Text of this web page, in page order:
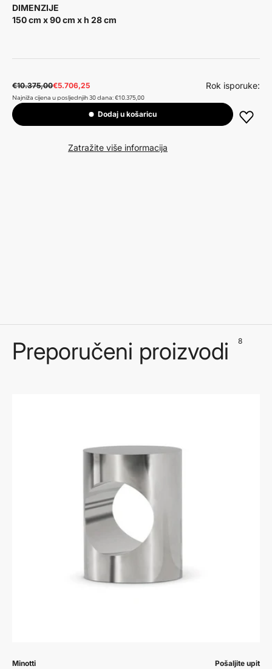
DIMENZIJE
150 cm x 90 cm x h 28 cm
€10.375,00€5.706,25 Rok isporuke:
Najniža cijena u posljednjih 30 dana: €10.375,00
Dodaj u košaricu
Zatražite više informacija
Preporučeni proizvodi 8
Prodavač:
Minotti
Prodavač:Pošaljite upit